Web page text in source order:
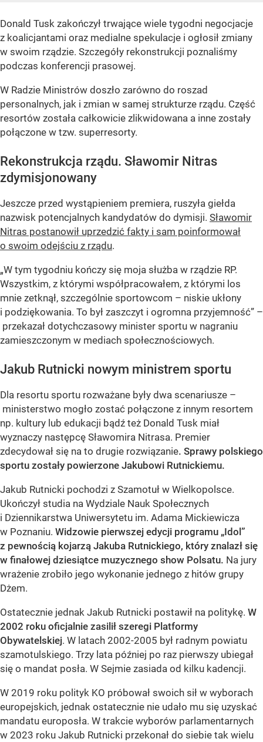
Donald Tusk zakończył trwające wiele tygodni negocjacje
z koalicjantami oraz medialne spekulacje i ogłosił zmiany
w swoim rządzie. Szczegóły rekonstrukcji poznaliśmy
podczas konferencji prasowej.
W Radzie Ministrów doszło zarówno do roszad
personalnych, jak i zmian w samej strukturze rządu. Część
resortów została całkowicie zlikwidowana a inne zostały
połączone w tzw. superresorty.
Rekonstrukcja rządu. Sławomir Nitras
zdymisjonowany
Jeszcze przed wystąpieniem premiera, ruszyła giełda
nazwisk potencjalnych kandydatów do dymisji. Sławomir
Nitras postanowił uprzedzić fakty i sam poinformował
o swoim odejściu z rządu.
„W tym tygodniu kończy się moja służba w rządzie RP.
Wszystkim, z którymi współpracowałem, z którymi los
mnie zetknął, szczególnie sportowcom – niskie ukłony
i podziękowania. To był zaszczyt i ogromna przyjemność” –
przekazał dotychczasowy minister sportu w nagraniu
zamieszczonym w mediach społecznościowych.
Jakub Rutnicki nowym ministrem sportu
Dla resortu sportu rozważane były dwa scenariusze –
ministerstwo mogło zostać połączone z innym resortem
np. kultury lub edukacji bądź też Donald Tusk miał
wyznaczy następcę Sławomira Nitrasa. Premier
zdecydował się na to drugie rozwiązanie. Sprawy polskiego
sportu zostały powierzone Jakubowi Rutnickiemu.
Jakub Rutnicki pochodzi z Szamotuł w Wielkopolsce.
Ukończył studia na Wydziale Nauk Społecznych
i Dziennikarstwa Uniwersytetu im. Adama Mickiewicza
w Poznaniu. Widzowie pierwszej edycji programu „Idol”
z pewnością kojarzą Jakuba Rutnickiego, który znalazł się
w finałowej dziesiątce muzycznego show Polsatu. Na jury
wrażenie zrobiło jego wykonanie jednego z hitów grupy
Dżem.
Ostatecznie jednak Jakub Rutnicki postawił na politykę. W
2002 roku oficjalnie zasilił szeregi Platformy
Obywatelskiej. W latach 2002-2005 był radnym powiatu
szamotulskiego. Trzy lata później po raz pierwszy ubiegał
się o mandat posła. W Sejmie zasiada od kilku kadencji.
W 2019 roku polityk KO próbował swoich sił w wyborach
europejskich, jednak ostatecznie nie udało mu się uzyskać
mandatu europosła. W trakcie wyborów parlamentarnych
w 2023 roku Jakub Rutnicki przekonał do siebie tak wielu